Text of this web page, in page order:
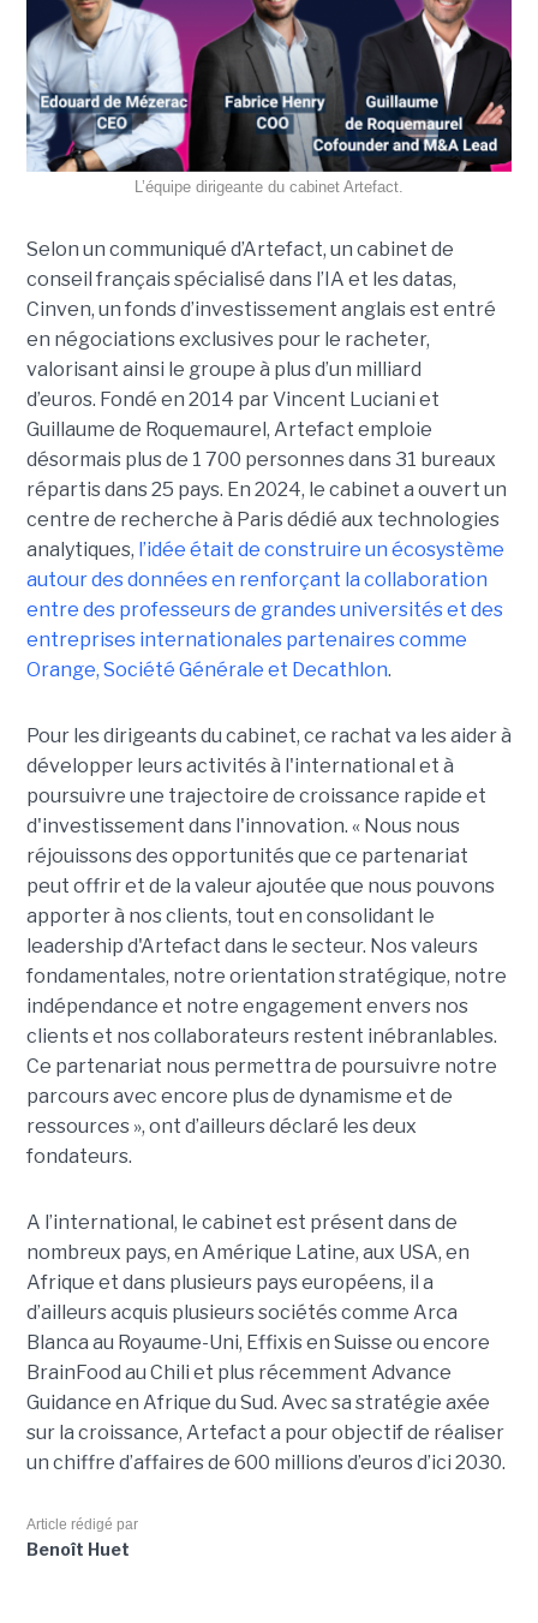
L’équipe dirigeante du cabinet Artefact.
Selon un communiqué d’Artefact, un cabinet de
conseil français spécialisé dans l’IA et les datas,
Cinven, un fonds d’investissement anglais est entré
en négociations exclusives pour le racheter,
valorisant ainsi le groupe à plus d’un milliard
d’euros. Fondé en 2014 par Vincent Luciani et
Guillaume de Roquemaurel, Artefact emploie
désormais plus de 1 700 personnes dans 31 bureaux
répartis dans 25 pays. En 2024, le cabinet a ouvert un
centre de recherche à Paris dédié aux technologies
analytiques, l’idée était de construire un écosystème
autour des données en renforçant la collaboration
entre des professeurs de grandes universités et des
entreprises internationales partenaires comme
Orange, Société Générale et Decathlon.
Pour les dirigeants du cabinet, ce rachat va les aider à
développer leurs activités à l'international et à
poursuivre une trajectoire de croissance rapide et
d'investissement dans l'innovation. « Nous nous
réjouissons des opportunités que ce partenariat
peut offrir et de la valeur ajoutée que nous pouvons
apporter à nos clients, tout en consolidant le
leadership d'Artefact dans le secteur. Nos valeurs
fondamentales, notre orientation stratégique, notre
indépendance et notre engagement envers nos
clients et nos collaborateurs restent inébranlables.
Ce partenariat nous permettra de poursuivre notre
parcours avec encore plus de dynamisme et de
ressources », ont d’ailleurs déclaré les deux
fondateurs.
A l’international, le cabinet est présent dans de
nombreux pays, en Amérique Latine, aux USA, en
Afrique et dans plusieurs pays européens, il a
d’ailleurs acquis plusieurs sociétés comme Arca
Blanca au Royaume-Uni, Effixis en Suisse ou encore
BrainFood au Chili et plus récemment Advance
Guidance en Afrique du Sud. Avec sa stratégie axée
sur la croissance, Artefact a pour objectif de réaliser
un chiffre d’affaires de 600 millions d’euros d’ici 2030.
Article rédigé par
Benoît Huet